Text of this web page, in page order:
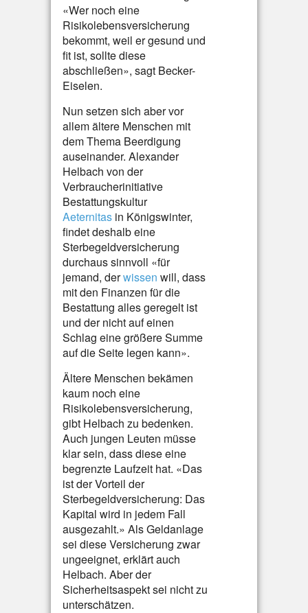
«Wer noch eine
Risikolebensversicherung
bekommt, weil er gesund und
fit ist, sollte diese
abschließen», sagt Becker-
Eiselen.
Nun setzen sich aber vor
allem ältere Menschen mit
dem Thema Beerdigung
auseinander. Alexander
Helbach von der
Verbraucherinitiative
Bestattungskultur
Aeternitas in Königswinter,
findet deshalb eine
Sterbegeldversicherung
durchaus sinnvoll «für
jemand, derwissen will, dass
mit den Finanzen für die
Bestattung alles geregelt ist
und der nicht auf einen
Schlag eine größere Summe
auf die Seite legen kann».
Ältere Menschen bekämen
kaum noch eine
Risikolebensversicherung,
gibt Helbach zu bedenken.
Auch jungen Leuten müsse
klar sein, dass diese eine
begrenzte Laufzeit hat. «Das
ist der Vorteil der
Sterbegeldversicherung: Das
Kapital wird in jedem Fall
ausgezahlt.» Als Geldanlage
sei diese Versicherung zwar
ungeeignet, erklärt auch
Helbach. Aber der
Sicherheitsaspekt sei nicht zu
unterschätzen.